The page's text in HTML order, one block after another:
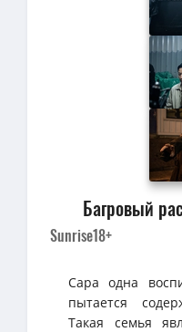
Багровый
Sunrise18+
Сара одна
пытается
Такая семья